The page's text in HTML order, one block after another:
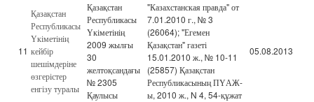
11
Қазақстан
Республикасы
Үкіметінің
кейбір
шешімдеріне
өзгерістер
енгізу туралы
Қазақстан
Республикасы
Үкіметінің
2009 жылғы
30
желтоқсандағы
№ 2305
Қаулысы
"Казахстанская правда" от
7.01.2010 г., № 3
(26064); "Егемен
Қазақстан" газеті
15.01.2010 ж., № 10-11
(25857) Қазақстан
Республикасының ПҮАЖ-
ы, 2010 ж., N 4, 54-құжат
05.08.2013